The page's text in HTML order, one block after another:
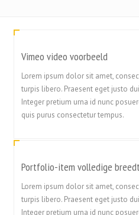
Vimeo video voorbeeld
Lorem ipsum dolor sit amet,
turpis libero. Praesent eget justo
Integer pretium urna id nunc
quis purus consectetur tempus.
Portfolio-item volledige
Lorem ipsum dolor sit amet,
turpis libero. Praesent eget justo
Integer pretium urna id nunc